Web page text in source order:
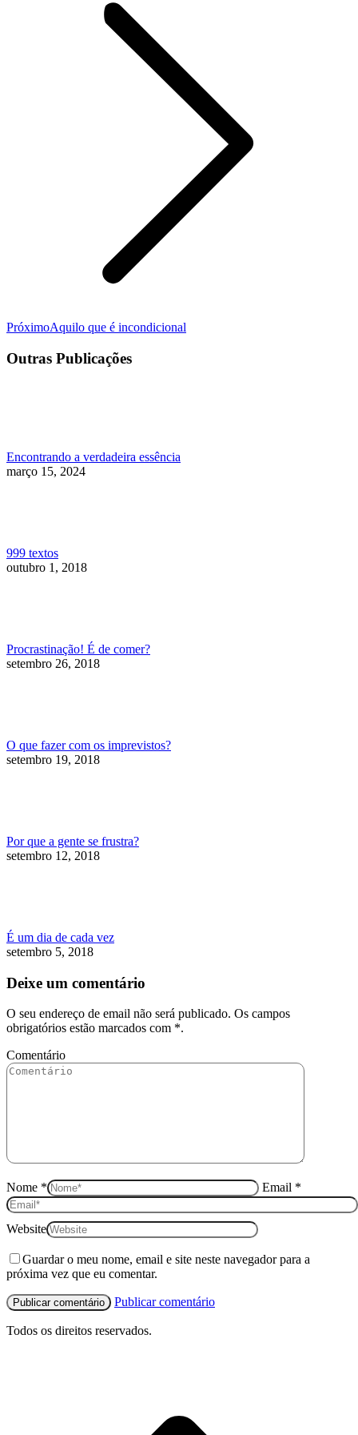
PróximoPróximo
Aquilo que é incondicional
Outras Publicações
Encontrando a verdadeira essência
março 15, 2024
999 textos
outubro 1, 2018
Procrastinação! É de comer?
setembro 26, 2018
O que fazer com os imprevistos?
setembro 19, 2018
Por que a gente se frustra?
setembro 12, 2018
É um dia de cada vez
setembro 5, 2018
Deixe um comentário
O seu endereço de email não será publicado. Os campos
obrigatórios estão marcados com *.
Comentário
Nome * Email *
Website
Guardar o meu nome, email e site neste navegador para a
próxima vez que eu comentar.
Publicar comentário
Todos os direitos reservados.